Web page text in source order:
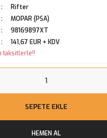
Rifter
MOPAR (PSA)
98169897XT
141,67 EUR + KDV
taksitlerle!!
SEPETE EKLE
HEMEN AL